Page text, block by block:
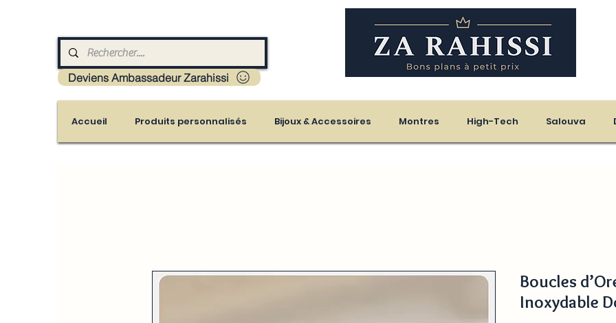
Livraison : Mayotte - France - La réunion - Guadeloupe - Martinique
Deviens Ambassadeur Zarahissi
Accueil Produits personnalisés Bijoux & Accessoires Montres High-Tech Salouva
Boucles
Inoxydable